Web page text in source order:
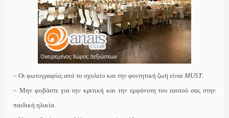
– Οι φωτογραφίες από το σχολείο και την φοιτητική ζωή είναι MUST.
– Μην φοβάστε για την κριτική και την εμφάνιση του εαυτού σας στην
παιδική ηλικία.